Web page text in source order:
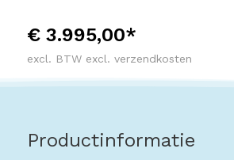
€ 3.995,00*
excl. BTW excl. verzendkosten
Productinformatie